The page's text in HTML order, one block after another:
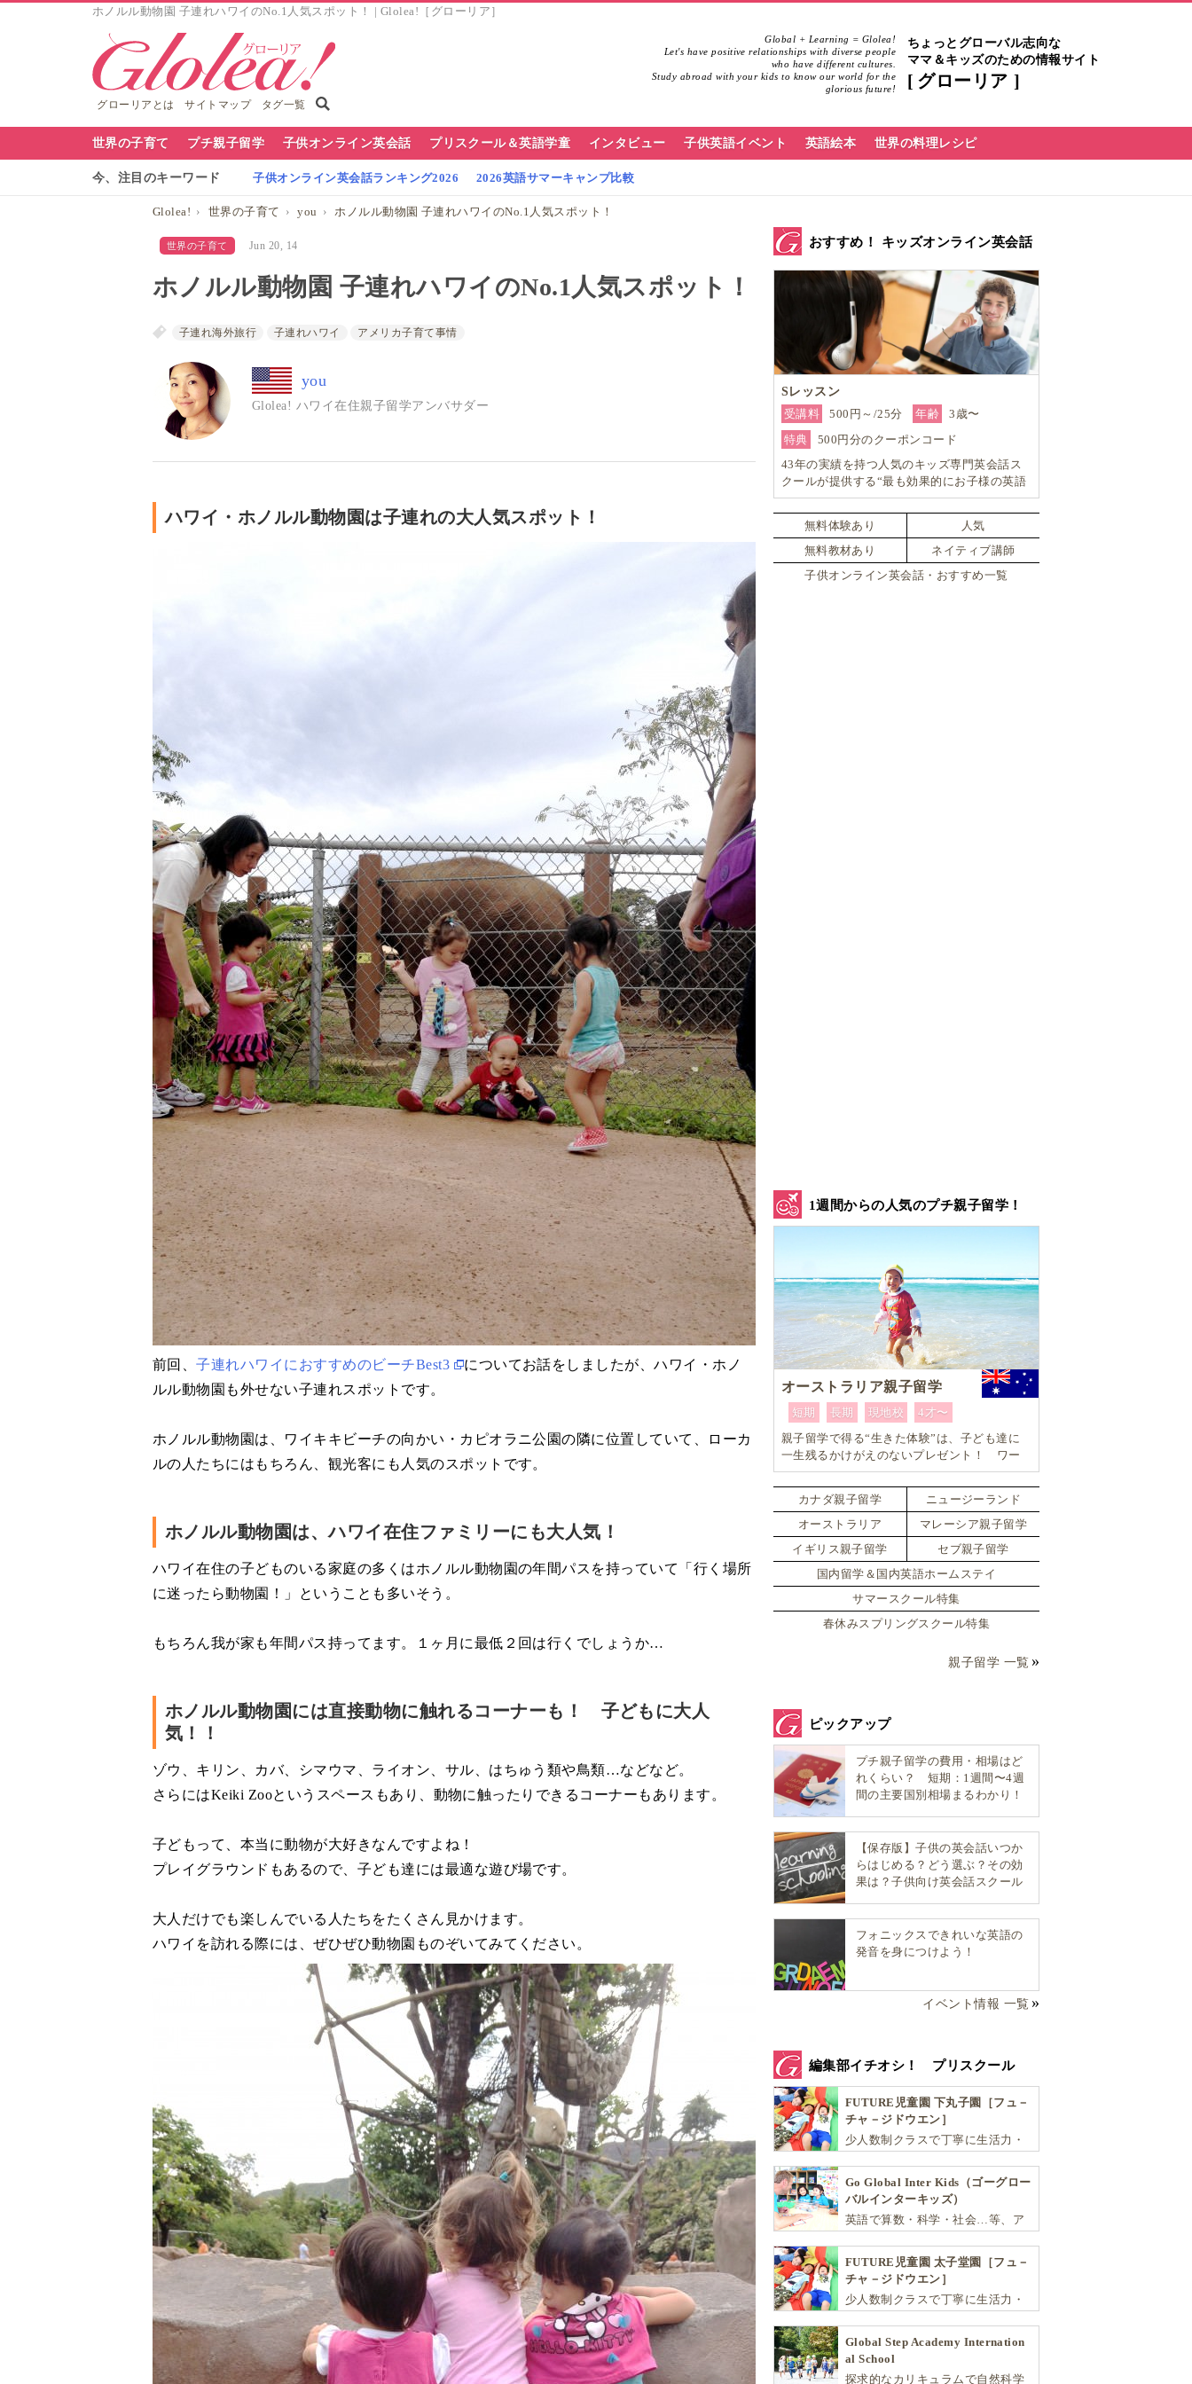
ホノルル動物園 子連れハワイのNo.1人気スポット！ | Glolea!［グローリア］
グローリアとは サイトマップ タグ一覧
Global + Learning = Glolea!
Let's have positive relationships with diverse people
who have different cultures.
Study abroad with your kids to know our world for the
glorious future!
ちょっとグローバル志向な
ママ＆キッズのための情報サイト
グローリア
世界の子育て プチ親子留学 子供オンライン英会話 プリスクール＆英語学童 インタビュー 子供英語イベント 英語絵本 世界の料理レシピ
今、注目のキーワード 子供オンライン英会話ランキング2026 2026英語サマーキャンプ比較
Glolea! 世界の子育て you ホノルル動物園 子連れハワイのNo.1人気スポット！
世界の子育て Jun 20, 14
ホノルル動物園 子連れハワイのNo.1人気スポット！
子連れ海外旅行 子連れハワイ アメリカ子育て事情
you
Glolea! ハワイ在住親子留学アンバサダー
ハワイ・ホノルル動物園は子連れの大人気スポット！
前回、子連れハワイにおすすめのビーチBest3
についてお話をしましたが、ハワイ・ホノ
ルル動物園も外せない子連れスポットです。
ホノルル動物園は、ワイキキビーチの向かい・カピオラニ公園の隣に位置していて、ローカ
ルの人たちにはもちろん、観光客にも人気のスポットです。
ホノルル動物園は、ハワイ在住ファミリーにも大人気！
ハワイ在住の子どものいる家庭の多くはホノルル動物園の年間パスを持っていて「行く場所
に迷ったら動物園！」ということも多いそう。
もちろん我が家も年間パス持ってます。１ヶ月に最低２回は行くでしょうか…
ホノルル動物園には直接動物に触れるコーナーも！ 子どもに大人
気！！
ゾウ、キリン、カバ、シマウマ、ライオン、サル、はちゅう類や鳥類…などなど。
さらにはKeiki Zooというスペースもあり、動物に触ったりできるコーナーもあります。
子どもって、本当に動物が大好きなんですよね！
プレイグラウンドもあるので、子ども達には最適な遊び場です。
大人だけでも楽しんでいる人たちをたくさん見かけます。
ハワイを訪れる際には、ぜひぜひ動物園ものぞいてみてください。
おすすめ！ キッズオンライン英会話
Sレッスン
受講料
500円～/25分 年齢
3歳〜
特典
500円分のクーポンコード
43年の実績を持つ人気のキッズ専門英会話ス
クールが提供する“最も効果的にお子様の英語
力をUP”するオンライン英会話レッスン！
無料体験あり
人気
無料教材あり
ネイティブ講師
子供オンライン英会話・おすすめ一覧
1週間からの人気のプチ親子留学！
オーストラリア親子留学
短期 長期 現地校
4才〜
親子留学で得る“生きた体験”は、子ども達に
一生残るかけがえのないプレゼント！ ワー
キングマザーにもおすすめ！ 1週間からはじ
めるオーストラリア親子留学
カナダ親子留学
ニュージーランド
オーストラリア
マレーシア親子留学
イギリス親子留学
セブ親子留学
国内留学＆国内英語ホームステイ
サマースクール特集
春休みスプリングスクール特集
親子留学 一覧
ピックアップ
プチ親子留学の費用・相場はど
れくらい？ 短期：1週間〜4週
間の主要国別相場まるわかり！
【保存版】子供の英会話いつか
らはじめる？どう選ぶ？その効
果は？子供向け英会話スクール
フォニックスできれいな英語の
発音を身につけよう！
イベント情報 一覧
編集部イチオシ！ プリスクール
FUTURE児童園 下丸子園［フュ－
チャ－ジドウエン］
少人数制クラスで丁寧に生活力・
Go Global Inter Kids（ゴーグロー
バルインターキッズ）
英語で算数・科学・社会…等、ア
的に伸ばし世界で活躍する子ども
達を育む少人数制のプリスクール
です。
FUTURE児童園 太子堂園［フュ－
チャ－ジドウエン］
少人数制クラスで丁寧に生活力・
Global Step Academy Internation
al School
探求的なカリキュラムで自然科学